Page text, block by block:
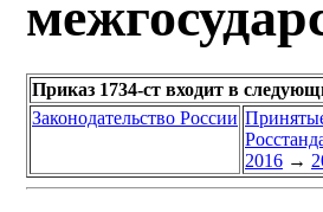
Приказ 1734-ст входит в
Законодательство России
2016 →